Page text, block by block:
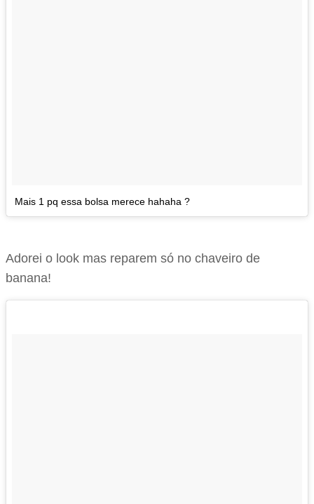
Mais 1 pq essa bolsa merece hahaha ?
Adorei o look mas reparem só no chaveiro de
banana!